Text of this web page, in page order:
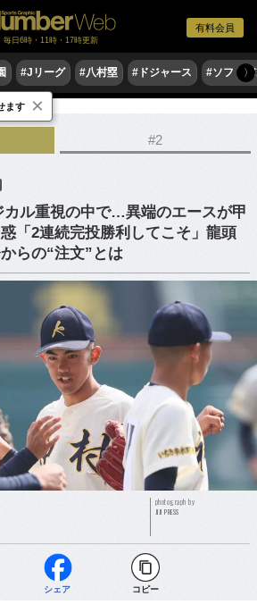
有料会員
毎日6時・11時・17時更新
#Jリーグ #八村塁 #ドジャース #ソフト〉
#2
カル重視の中で…異端のエースが甲
「2連続完投勝利してこそ」龍頭
らの“注文”とは
photograph by
JIJI PRESS
シェア コピー
ます ×